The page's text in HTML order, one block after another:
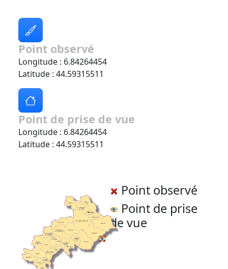
Point observé
Longitude : 6.84264454
Latitude : 44.59315511
Point de prise de vue
Longitude : 6.84264454
Latitude : 44.59315511
Point observé
Point de prise
de vue